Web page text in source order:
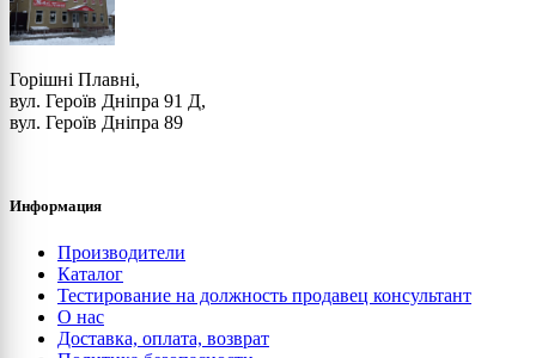
Горішні Плавні,
вул. Героїв Дніпра 91 Д,
вул. Героїв Дніпра 89
Информация
Производители
Каталог
Тестирование на должность продавец консультант
О нас
Доставка, оплата, возврат